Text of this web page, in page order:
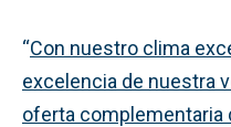
“Con nuestro clima
excelencia de nuestra
oferta complementaria